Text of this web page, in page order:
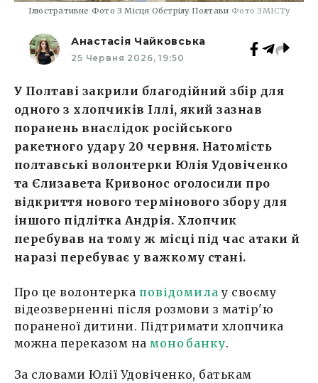
Ілюстративне Фото З Місця Обстрілу Полтави Фото ЗМІСТу
Анастасія Чайковська
25 Червня 2026, 19:50
У Полтаві закрили благодійний збір для
одного з хлопчиків Іллі, який зазнав
поранень внаслідок російського
ракетного удару 20 червня. Натомість
полтавські волонтерки Юлія Удовіченко
та Єлизавета Кривонос оголосили про
відкриття нового термінового збору для
іншого підлітка Андрія. Хлопчик
перебував на тому ж місці під час атаки й
наразі перебуває у важкому стані.
Про це волонтерка повідомила у своєму
відеозверненні після розмови з матір'ю
пораненої дитини. Підтримати хлопчика
можна переказом на монобанку.
За словами Юлії Удовіченко, батькам